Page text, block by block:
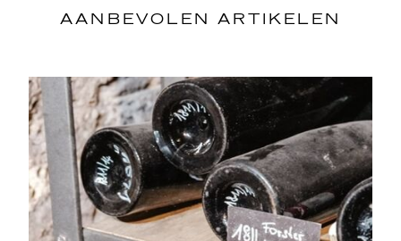
AANBEVOLEN ARTIKELEN